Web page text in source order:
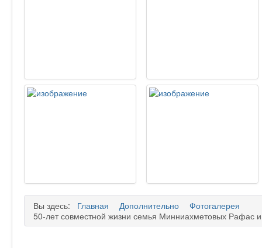
Вы здесь: Главная Дополнительно
Фотогалерея
50-лет совместной жизни семья Минниахметовых Рафас